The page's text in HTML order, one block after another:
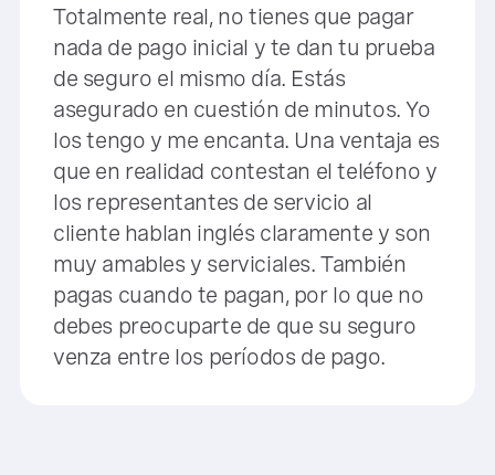
Totalmente real, no tienes que pagar
nada de pago inicial y te dan tu prueba
de seguro el mismo día. Estás
asegurado en cuestión de minutos. Yo
los tengo y me encanta. Una ventaja es
que en realidad contestan el teléfono y
los representantes de servicio al
cliente hablan inglés claramente y son
muy amables y serviciales. También
pagas cuando te pagan, por lo que no
debes preocuparte de que su seguro
venza entre los períodos de pago.